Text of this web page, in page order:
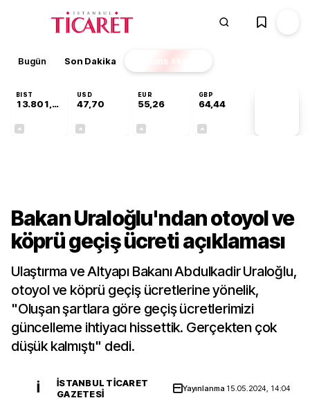
Bugün Son Dakika Finans EKSTRA
BIST
13.801,85
USD
47,70
EUR
55,26
GBP
64,44
Bakan Uraloğlu'ndan otoyol ve
köprü geçiş ücreti açıklaması
Ulaştırma ve Altyapı Bakanı Abdulkadir Uraloğlu,
otoyol ve köprü geçiş ücretlerine yönelik,
"Oluşan şartlara göre geçiş ücretlerimizi
güncelleme ihtiyacı hissettik. Gerçekten çok
düşük kalmıştı" dedi.
İ
İSTANBUL TICARET
GAZETESI
Yayınlanma 15.05.2024, 14:04